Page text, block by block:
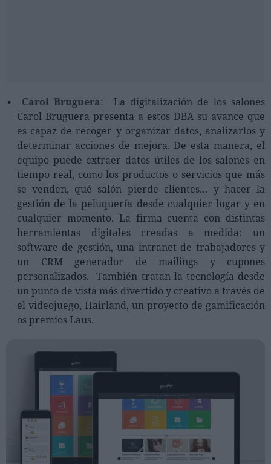
Carol Bruguera: La digitalización de los salones
Carol Bruguera presenta a estos DBA su avance que
es capaz de recoger y organizar datos, analizarlos y
determinar acciones de mejora. De esta manera, el
equipo puede extraer datos útiles de los salones en
tiempo real, como los productos o servicios que más
se venden, qué salón pierde clientes… y hacer la
gestión de la peluquería desde cualquier lugar y en
cualquier momento. La firma cuenta con distintas
herramientas digitales creadas a medida: un
software de gestión, una intranet de trabajadores y
un CRM generador de mailings y cupones
personalizados. También tratan la tecnología desde
un punto de vista más divertido y creativo a través de
el videojuego, Hairland, un proyecto de gamificación
os premios Laus.